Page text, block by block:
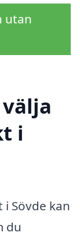
utan
i
Sövde kan
du